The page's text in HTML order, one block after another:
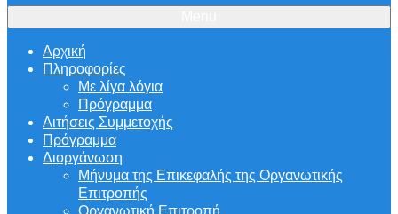
Αρχική
Πληροφορίες
Με λίγα λόγια
Πρόγραμμα
Αιτήσεις Συμμετοχής
Πρόγραμμα
Διοργάνωση
Μήνυμα της Επικεφαλής της Οργανωτικής
Επιτροπής
Οργανωτική Επιτροπή